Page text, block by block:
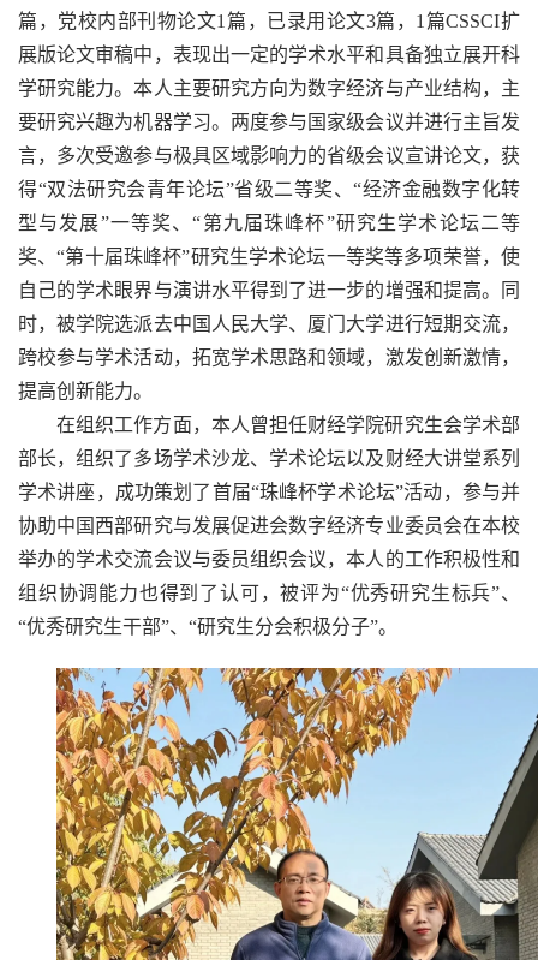
篇，党校内部刊物论文1篇，已录用论文3篇，1篇CSSCI扩
展版论文审稿中，表现出一定的学术水平和具备独立展开科
学研究能力。本人主要研究方向为数字经济与产业结构，主
要研究兴趣为机器学习。两度参与国家级会议并进行主旨发
言，多次受邀参与极具区域影响力的省级会议宣讲论文，获
得“双法研究会青年论坛”省级二等奖、“经济金融数字化转
型与发展”一等奖、“第九届珠峰杯”研究生学术论坛二等
奖、“第十届珠峰杯”研究生学术论坛一等奖等多项荣誉，使
自己的学术眼界与演讲水平得到了进一步的增强和提高。同
时，被学院选派去中国人民大学、厦门大学进行短期交流，
跨校参与学术活动，拓宽学术思路和领域，激发创新激情，
提高创新能力。
在组织工作方面，本人曾担任财经学院研究生会学术部
部长，组织了多场学术沙龙、学术论坛以及财经大讲堂系列
学术讲座，成功策划了首届“珠峰杯学术论坛”活动，参与并
协助中国西部研究与发展促进会数字经济专业委员会在本校
举办的学术交流会议与委员组织会议，本人的工作积极性和
组织协调能力也得到了认可，被评为“优秀研究生标兵”、
“优秀研究生干部”、“研究生分会积极分子”。